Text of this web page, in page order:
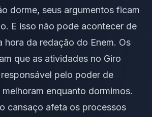
dorme, seus argumentos ficam
E isso não pode acontecer de
hora da redação do Enem. Os
que as atividades no Giro
pelo poder de
enquanto dormimos.
cansaço afeta os processos